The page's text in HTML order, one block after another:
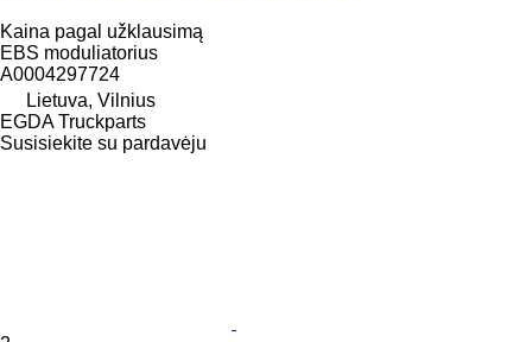
Kaina pagal užklausimą
EBS moduliatorius
A0004297724
Lietuva, Vilnius
EGDA Truckparts
Susisiekite su pardavėju